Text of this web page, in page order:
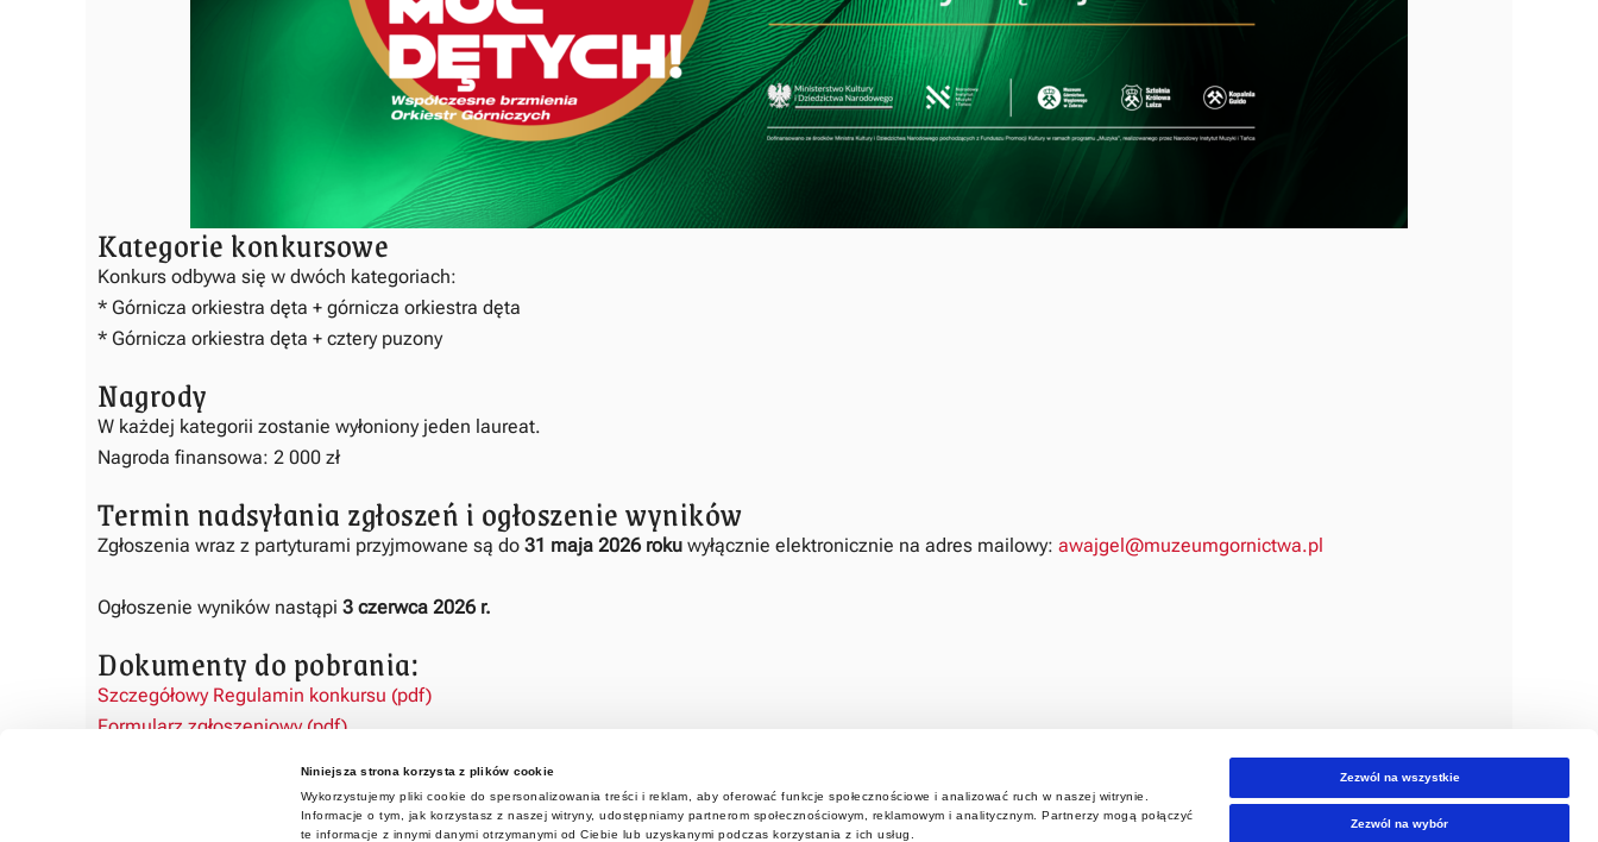
Niniejsza strona korzysta z plików cookie
Wykorzystujemy pliki cookie do spersonalizowania treści i reklam, aby oferować funkcje społecznościowe i analizować ruch w naszej witrynie.
Informacje o tym, jak korzystasz z naszej witryny, udostępniamy partnerom społecznościowym, reklamowym i analitycznym. Partnerzy mogą połączyć
te informacje z innymi danymi otrzymanymi od Ciebie lub uzyskanymi podczas korzystania z ich usług.
Zezwól na wszystkie
Zezwól na wybór
Kategorie konkursowe
Konkurs odbywa się w dwóch kategoriach:
* Górnicza orkiestra dęta + górnicza orkiestra dęta
* Górnicza orkiestra dęta + cztery puzony
Nagrody
W każdej kategorii zostanie wyłoniony jeden laureat.
Nagroda finansowa: 2 000 zł
Termin nadsyłania zgłoszeń i ogłoszenie wyników
Zgłoszenia wraz z partyturami przyjmowane są do 31 maja 2026 roku wyłącznie elektronicznie na adres mailowy: awajgel@muzeumgornictwa.pl
Ogłoszenie wyników nastąpi 3 czerwca 2026 r.
Dokumenty do pobrania:
Szczegółowy Regulamin konkursu (pdf)
Formularz zgłoszeniowy (pdf)